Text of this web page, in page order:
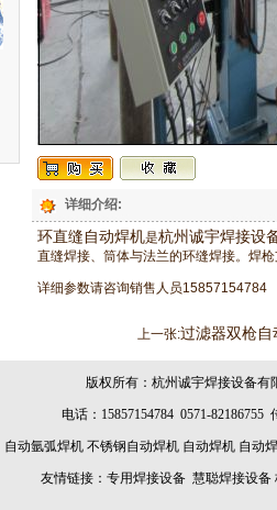
详细介绍:
环直缝自动焊机是杭州诚宇焊接设
直缝焊接、筒体与法兰的环缝焊接。焊
详细参数请咨询销售人员15857154784
上一张:过滤器双枪自
版权所有：杭州诚宇焊接设备
电话：15857154784 0571-
自动氩弧焊机 不锈钢自动焊机 自动焊机 自动
友情链接：专用焊接设备 慧聪焊接设备